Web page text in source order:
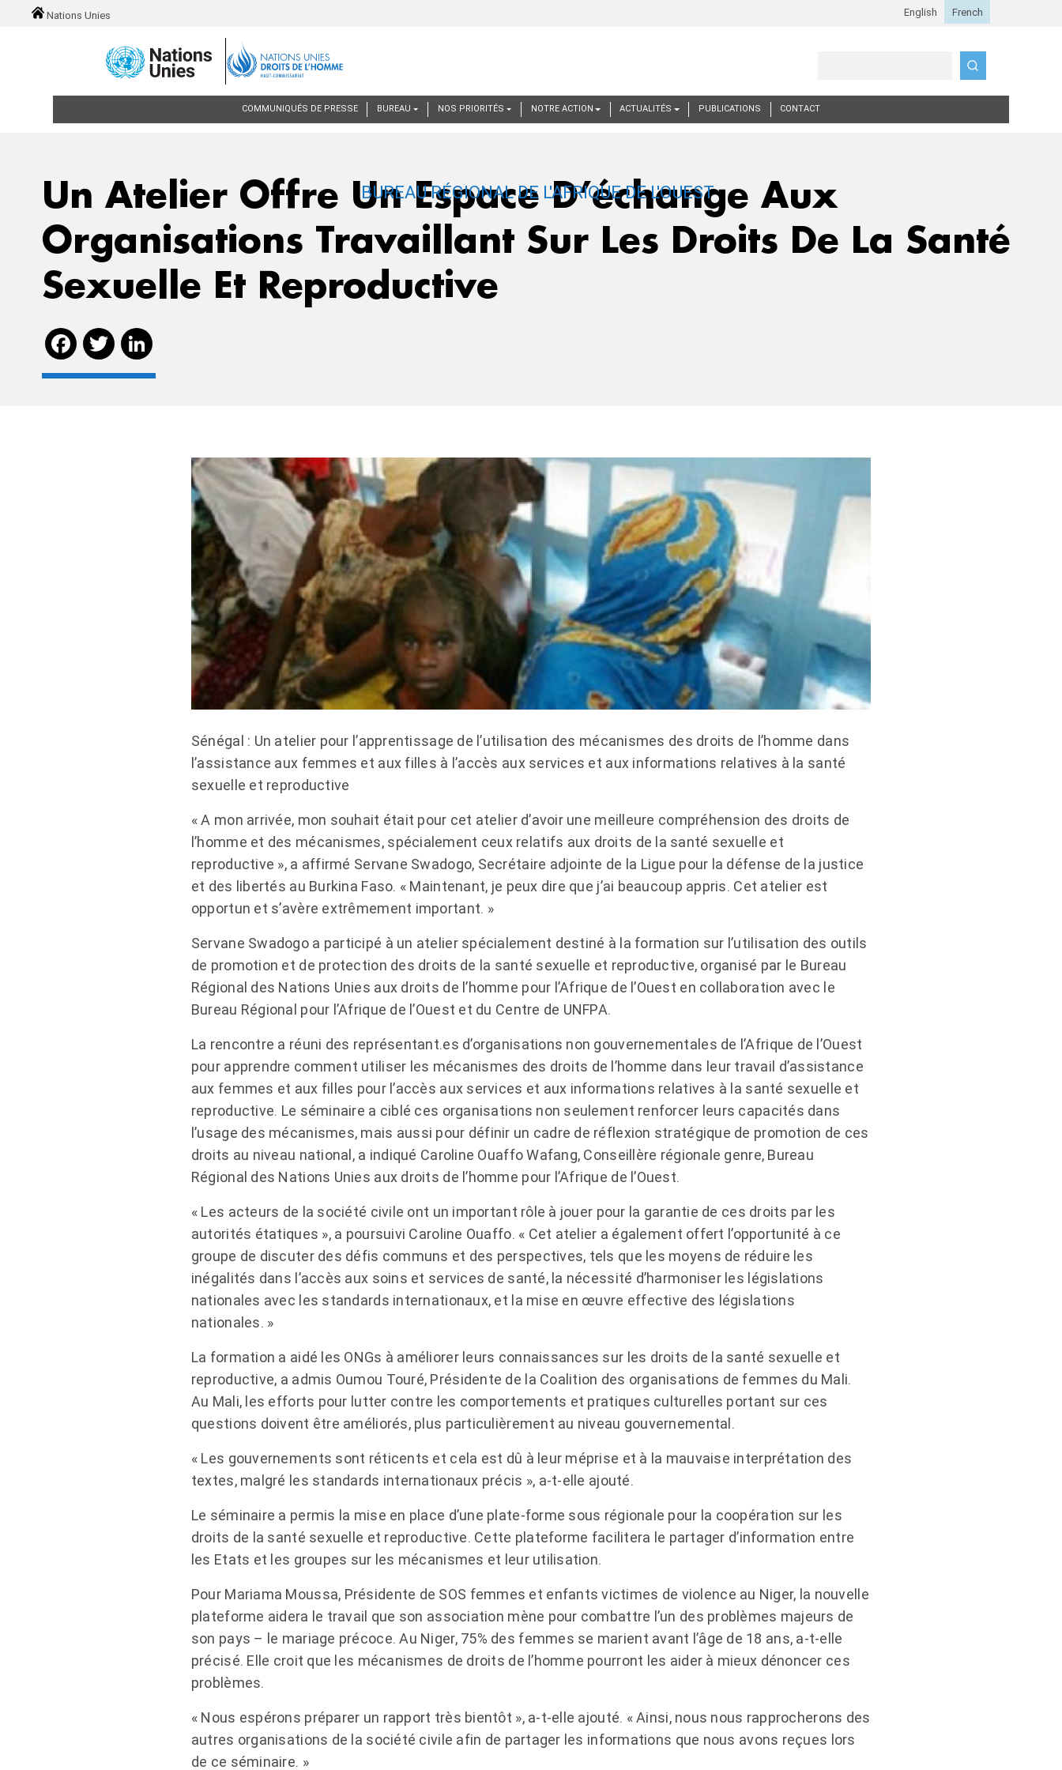
Skip to main content
Nations Unies
Main navigation
COMMUNIQUÉS DE PRESSE BUREAU NOS PRIORITÉS NOTRE ACTION ACTUALITÉS PUBLICATIONS CONTACT
Un Atelier Offre Un Espace D’échange Aux
Organisations Travaillant Sur Les Droits De La Santé
Sexuelle Et Reproductive
Facebook
Twitter
LinkedIn
Sénégal : Un atelier pour l’apprentissage de l’utilisation des mécanismes des droits de l’homme dans
l’assistance aux femmes et aux filles à l’accès aux services et aux informations relatives à la santé
sexuelle et reproductive
« A mon arrivée, mon souhait était pour cet atelier d’avoir une meilleure compréhension des droits de
l’homme et des mécanismes, spécialement ceux relatifs aux droits de la santé sexuelle et
reproductive », a affirmé Servane Swadogo, Secrétaire adjointe de la Ligue pour la défense de la justice
et des libertés au Burkina Faso. « Maintenant, je peux dire que j’ai beaucoup appris. Cet atelier est
opportun et s’avère extrêmement important. »
Servane Swadogo a participé à un atelier spécialement destiné à la formation sur l’utilisation des outils
de promotion et de protection des droits de la santé sexuelle et reproductive, organisé par le Bureau
Régional des Nations Unies aux droits de l’homme pour l’Afrique de l’Ouest en collaboration avec le
Bureau Régional pour l’Afrique de l’Ouest et du Centre de UNFPA.
La rencontre a réuni des représentant.es d’organisations non gouvernementales de l’Afrique de l’Ouest
pour apprendre comment utiliser les mécanismes des droits de l’homme dans leur travail d’assistance
aux femmes et aux filles pour l’accès aux services et aux informations relatives à la santé sexuelle et
reproductive. Le séminaire a ciblé ces organisations non seulement renforcer leurs capacités dans
l’usage des mécanismes, mais aussi pour définir un cadre de réflexion stratégique de promotion de ces
droits au niveau national, a indiqué Caroline Ouaffo Wafang, Conseillère régionale genre, Bureau
Régional des Nations Unies aux droits de l’homme pour l’Afrique de l’Ouest.
« Les acteurs de la société civile ont un important rôle à jouer pour la garantie de ces droits par les
autorités étatiques », a poursuivi Caroline Ouaffo. « Cet atelier a également offert l’opportunité à ce
groupe de discuter des défis communs et des perspectives, tels que les moyens de réduire les
inégalités dans l’accès aux soins et services de santé, la nécessité d’harmoniser les législations
nationales avec les standards internationaux, et la mise en œuvre effective des législations
nationales. »
La formation a aidé les ONGs à améliorer leurs connaissances sur les droits de la santé sexuelle et
reproductive, a admis Oumou Touré, Présidente de la Coalition des organisations de femmes du Mali.
Au Mali, les efforts pour lutter contre les comportements et pratiques culturelles portant sur ces
questions doivent être améliorés, plus particulièrement au niveau gouvernemental.
« Les gouvernements sont réticents et cela est dû à leur méprise et à la mauvaise interprétation des
textes, malgré les standards internationaux précis », a-t-elle ajouté.
Le séminaire a permis la mise en place d’une plate-forme sous régionale pour la coopération sur les
droits de la santé sexuelle et reproductive. Cette plateforme facilitera le partager d’information entre
les Etats et les groupes sur les mécanismes et leur utilisation.
Pour Mariama Moussa, Présidente de SOS femmes et enfants victimes de violence au Niger, la nouvelle
plateforme aidera le travail que son association mène pour combattre l’un des problèmes majeurs de
son pays – le mariage précoce. Au Niger, 75% des femmes se marient avant l’âge de 18 ans, a-t-elle
précisé. Elle croit que les mécanismes de droits de l’homme pourront les aider à mieux dénoncer ces
problèmes.
« Nous espérons préparer un rapport très bientôt », a-t-elle ajouté. « Ainsi, nous nous rapprocherons des
autres organisations de la société civile afin de partager les informations que nous avons reçues lors
de ce séminaire. »